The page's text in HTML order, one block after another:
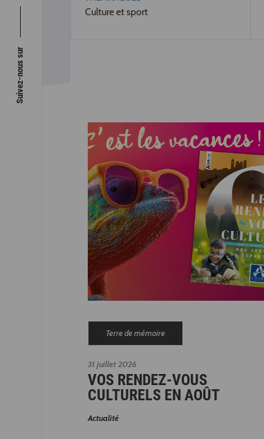
Culture et sport
31 juillet 2026
Terre de mémoire
VOS RENDEZ-VOUS
CULTURELS EN AOÛT
Actualité